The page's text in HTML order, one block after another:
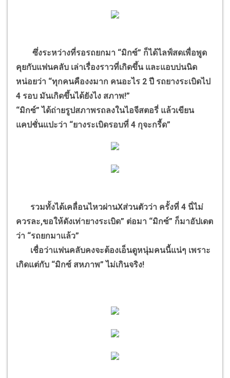
ซึ่งระหว่างที่รอรถยกมา “มิกซ์” ก็ได้ไลฟ์สดเพื่อพูด
คุยกับแฟนคลับ เล่าเรื่องราวที่เกิดขึ้น และแอบบ่นนิด
หน่อยว่า “ทุกคนคืองงมาก คนอะไร 2 ปี รถยางระเบิดไป
4 รอบ มันเกิดขึ้นได้ยังไง สภาพ!”
“มิกซ์” ได้ถ่ายรูปสภาพรถลงในไอจีสตอรี่ แล้วเขียน
แคปชั่นแปะว่า “ยางระเบิดรอบที่ 4 กุจะกรี้ด”
รวมทั้งได้เคลื่อนไหวผ่านXส่วนตัวว่า ครั้งที่ 4 นี่ไม่
ควรละ,ขอให้ดังเท่ายางระเบิด” ต่อมา “มิกซ์” ก็มาอัปเดต
ว่า “รถยกมาแล้ว”
เชื่อว่าแฟนคลับคงจะต้องเอ็นดูหนุ่มคนนี้แน่ๆ เพราะ
เกิดแต่กับ “มิกซ์ สหภาพ” ไม่เกินจริง!